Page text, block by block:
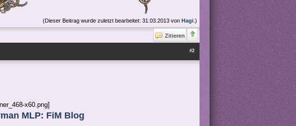
(Dieser Beitrag wurde zuletzt bearbeitet: 31.03.2013 von Hagi .)
Zitieren
#2
MLP: FiM Blog